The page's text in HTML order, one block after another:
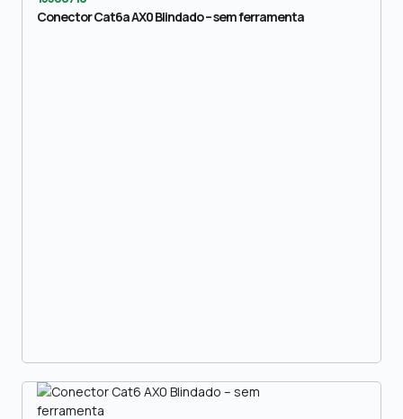
Conector Cat6a AX0 Blindado – sem ferramenta